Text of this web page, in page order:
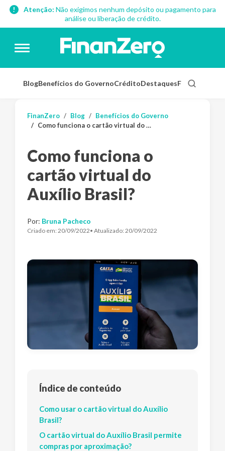
Atenção: Não exigimos nenhum depósito ou pagamento para
análise ou liberação de crédito.
BlogBenefícios do GovernoCréditoDestaquesFinanças
FinanZero Blog
Benefícios do Governo
Como funciona o cartão virtual do Auxílio Brasil?
Como funciona o
cartão virtual do
Auxílio Brasil?
Por: Bruna Pacheco
Criado em: 20/09/2022• Atualizado: 20/09/2022
Índice de conteúdo
Como usar o cartão virtual do Auxílio
Brasil?
O cartão virtual do Auxílio Brasil permite
compras por aproximação?